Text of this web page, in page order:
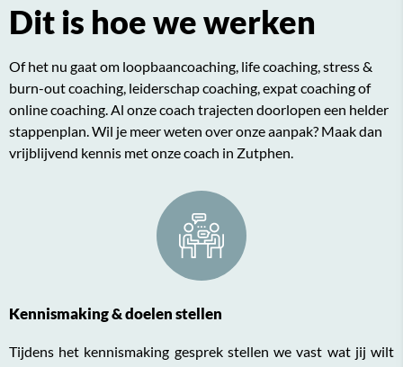
Dit is hoe we werken
Of het nu gaat om loopbaancoaching , life coaching, stress &
burn-out coaching, leiderschap coaching, expat coaching of
online coaching. Al onze coach trajecten doorlopen een helder
stappenplan. Wil je meer weten over onze aanpak? Maak dan
vrijblijvend kennis met onze coach in Zutphen.
Kennismaking & doelen stellen
Tijdens het kennismaking gesprek stellen we vast wat jij wilt